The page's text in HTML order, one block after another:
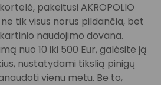
pakeitusi AKROPOLIO
tik visus norus pildančia, bet
naudojimo dovana.
nuo 10 iki 500 Eur, galėsite ją
nustatydami tikslią pinigų
vienu metu. Be to,